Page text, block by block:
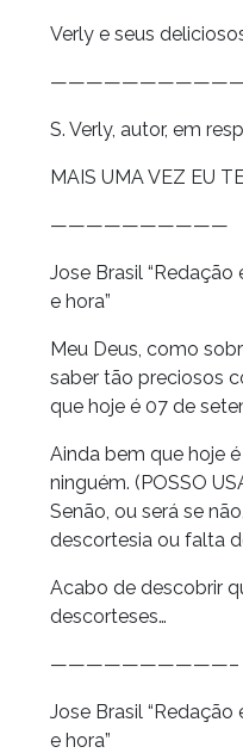
Verly e seus
S. Verly, autor, em
MAIS UMA VEZ EU
——————————
Jose Brasil
e hora”
Meu Deus, como
saber tão preciosos
que hoje é 07 de
Ainda bem que hoje
ninguém. (POSSO
Senão, ou será se
descortesia ou falta
Acabo de descobrir
descorteses…
——————————–
Jose Brasil
e hora”